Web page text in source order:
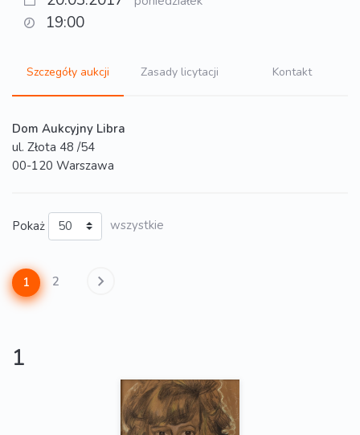
19:00
Szczegóły aukcji Zasady licytacji Kontakt
Dom Aukcyjny Libra
ul. Złota 48 /54
00-120 Warszawa
Pokaż wszystkie
1 2
1